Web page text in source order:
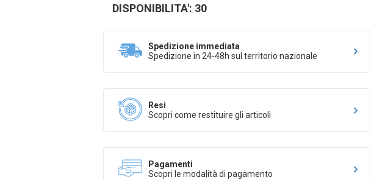
DISPONIBILITA': 30
Spedizione immediata
Spedizione in 24-48h sul territorio nazionale
Resi
Scopri come restituire gli articoli
Pagamenti
Scopri le modalità di pagamento